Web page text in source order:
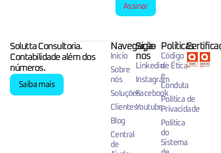
Assinar
Solutta Consultoria.
Contabilidade além dos
números.
Saiba mais
Navegação
Início
Sobre
nós
Soluções
Clientes
Blog
Central
de
Siga-
nos
Linkedin
Instagram
Facebook
Youtube
Políticas
Código
de Ética
e
Conduta
Política de
Privacidade
Política
do
Sistema